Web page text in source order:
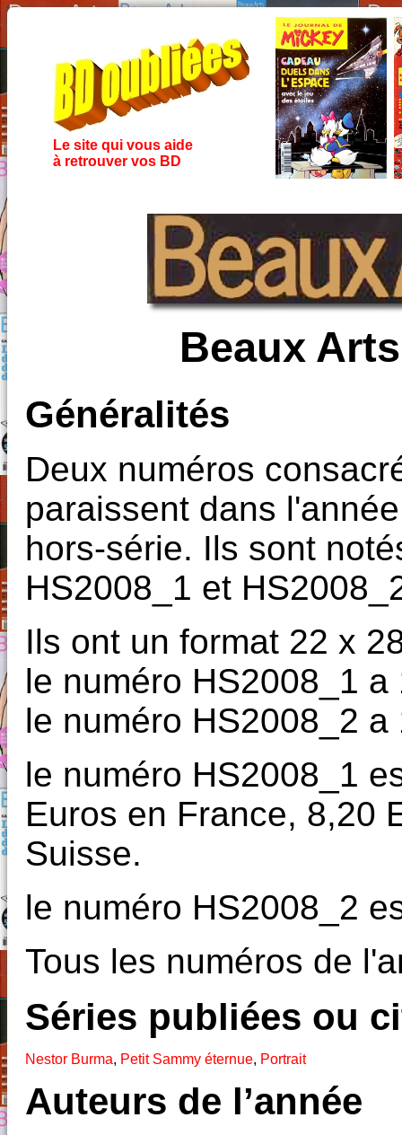
Le site qui vous aide
à retrouver vos BD
Beaux
Généralités
Deux numéros
paraissent dans
hors-série. Ils sont
HS2008_1 et
Ils ont un format 22 x
le numéro HS2008_1 a
le numéro HS2008_2 a
le numéro HS2008_1
Euros en France, 8,20
Suisse.
le numéro HS2008_2
Tous les numéros de
Séries publiées ou
Nestor Burma, Petit Sammy éternue, Portrait
Auteurs de l’année